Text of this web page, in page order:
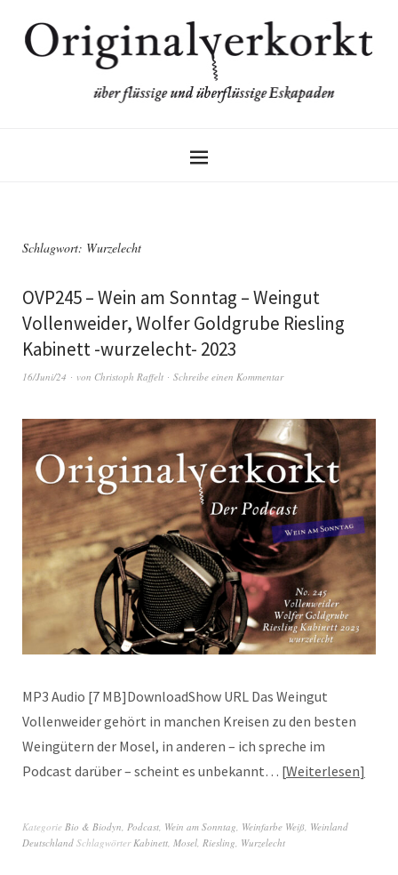
Schlagwort: Wurzelecht
OVP245 – Wein am Sonntag – Weingut
Vollenweider, Wolfer Goldgrube Riesling
Kabinett -wurzelecht- 2023
16/Juni/24 von Christoph Raffelt Schreibe einen Kommentar
MP3 Audio [7 MB]DownloadShow URL Das Weingut
Vollenweider gehört in manchen Kreisen zu den besten
Weingütern der Mosel, in anderen – ich spreche im
Podcast darüber – scheint es unbekannt… Weiterlesen
Kategorie Bio & Biodyn Podcast Wein am Sonntag Weinfarbe Weiß Weinland
Deutschland Schlagwörter Kabinett Mosel Riesling Wurzelecht